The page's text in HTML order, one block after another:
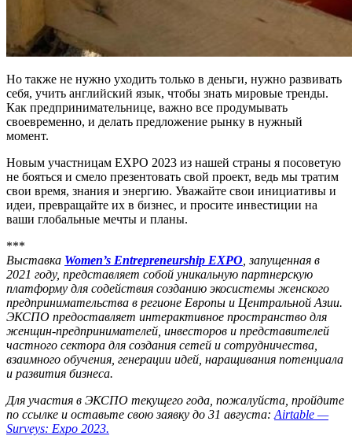
Но также не нужно уходить только в деньги, нужно развивать
себя, учить английский язык, чтобы знать мировые тренды.
Как предпринимательнице, важно все продумывать
своевременно, и делать предложение рынку в нужный
момент.
Новым участницам EXPO 2023 из нашей страны я посоветую
не бояться и смело презентовать свой проект, ведь мы тратим
свои время, знания и энергию. Уважайте свои инициативы и
идеи, превращайте их в бизнес, и просите инвестиции на
ваши глобальные мечты и планы.
***
Выставка Women’s Entrepreneurship EXPO , запущенная в
2021 году, представляет собой уникальную партнерскую
платформу для содействия созданию экосистемы женского
предпринимательства в регионе Европы и Центральной Азии.
ЭКСПО предоставляет интерактивное пространство для
женщин-предпринимателей, инвесторов и представителей
частного сектора для создания сетей и сотрудничества,
взаимного обучения, генерации идей, наращивания потенциала
и развития бизнеса.
Для участия в ЭКСПО текущего года, пожалуйста, пройдите
по ссылке и оставьте свою заявку до 31 августа: Airtable —
Surveys: Expo 2023.